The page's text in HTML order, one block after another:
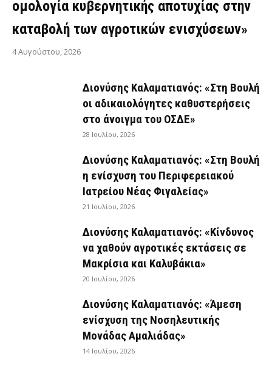
ομολογία κυβερνητικής αποτυχίας στην
καταβολή των αγροτικών ενισχύσεων»
4 Αυγούστου, 2026
Διονύσης Καλαματιανός: «Στη Βουλή
οι αδικαιολόγητες καθυστερήσεις
στο άνοιγμα του ΟΣΔΕ»
28 Ιουλίου, 2026
Διονύσης Καλαματιανός: «Στη Βουλή
η ενίσχυση του Περιφερειακού
Ιατρείου Νέας Φιγαλείας»
21 Ιουλίου, 2026
Διονύσης Καλαματιανός: «Κίνδυνος
να χαθούν αγροτικές εκτάσεις σε
Μακρίσια και Καλυβάκια»
20 Ιουλίου, 2026
Διονύσης Καλαματιανός: «Άμεση
ενίσχυση της Νοσηλευτικής
Μονάδας Αμαλιάδας»
14 Ιουλίου, 2026